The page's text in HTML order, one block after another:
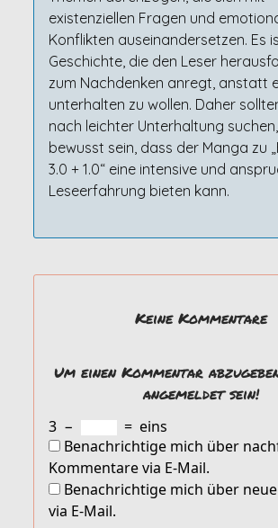
existenziellen Fragen und
Konflikten auseinandersetzen. Es
Geschichte, die den Leser
zum Nachdenken anregt, anstatt
unterhalten zu wollen. Daher
nach leichter Unterhaltung
bewusst sein, dass der Manga zu
3.0 + 1.0“ eine intensive und
Leseerfahrung bieten kann.
Keine Kommentare
Um einen Kommentar
angemeldet sein!
3 − = eins
Benachrichtige mich über
Kommentare via E-Mail.
Benachrichtige mich über
via E-Mail.